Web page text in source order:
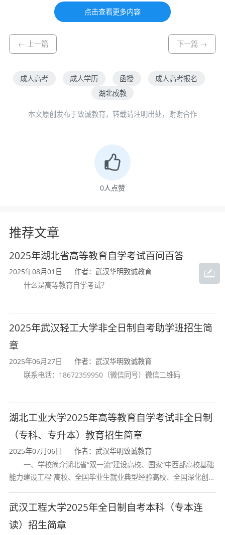
考
成人高考网上报名入口
成人高考函授报名中心
湖北省成人高考报名
点击查看更多内容
← 上一篇 下一篇 →
成人高考 成人学历 函授
成人高考报名
湖北成教
本文原创发布于致诚教育，转载请注明出处，谢谢合作
0人点赞
推荐文章
2025年湖北省高等教育自学考试百问百答
2025年08月01日
作者：武汉华明致诚教育
什么是高等教育自学考试？
2025年武汉轻工大学非全日制自考助学班招生简
章
2025年06月27日
作者：武汉华明致诚教育
联系电话：18672359950（微信同号）微信二维码
湖北工业大学2025年高等教育自学考试非全日制
（专科、专升本）教育招生简章
2025年07月06日
作者：武汉华明致诚教育
一、学校简介湖北省“双一流”建设高校、国家“中西部高校基础
能力建设工程”高校、全国毕业生就业典型经验高校、全国深化创新
员职务科技成果所有权或
武汉工程大学2025年全日制自考本科（专本连
读）招生简章